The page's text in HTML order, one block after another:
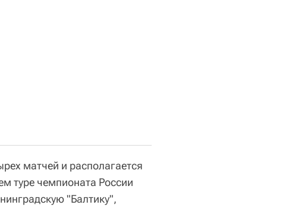
матчей и располагается
туре чемпионата России
"Балтику",